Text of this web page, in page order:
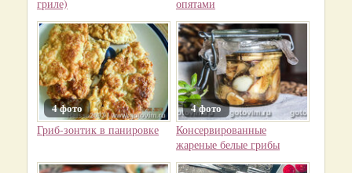
гриле) опятами
4 фото
Гриб-зонтик в панировке
4 фото
Консервированные
жареные белые грибы